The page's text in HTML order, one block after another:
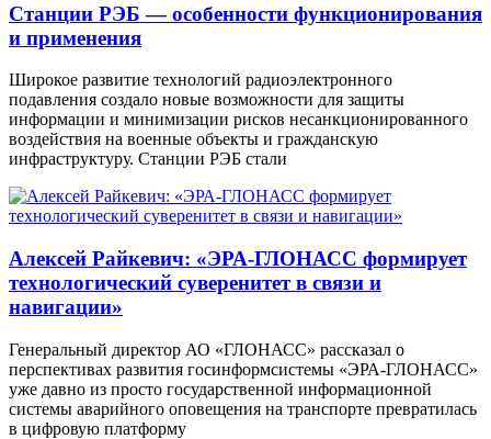
Станции РЭБ — особенности функционирования
и применения
Широкое развитие технологий радиоэлектронного
подавления создало новые возможности для защиты
информации и минимизации рисков несанкционированного
воздействия на военные объекты и гражданскую
инфраструктуру. Станции РЭБ стали
Алексей Райкевич: «ЭРА-ГЛОНАСС формирует
технологический суверенитет в связи и
навигации»
Генеральный директор АО «ГЛОНАСС» рассказал о
перспективах развития госинформсистемы «ЭРА-ГЛОНАСС»
уже давно из просто государственной информационной
системы аварийного оповещения на транспорте превратилась
в цифровую платформу